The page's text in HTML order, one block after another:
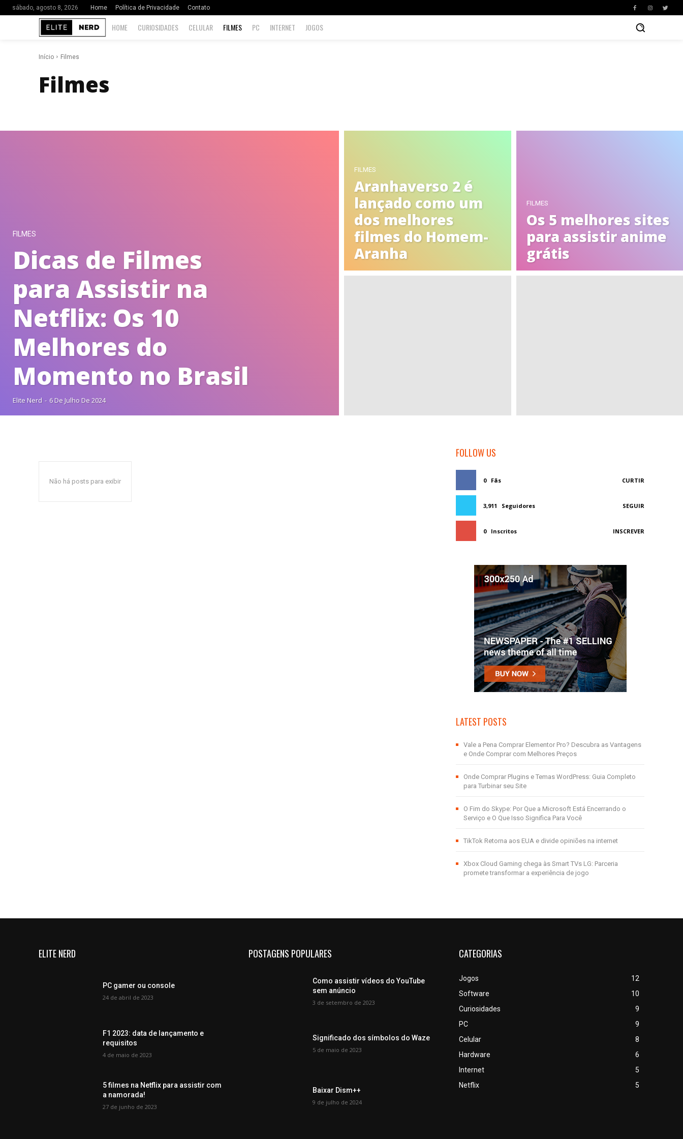
sábado, agosto 8, 2026 Home Política de Privacidade Contato
HOME CURIOSIDADES CELULAR FILMES PC INTERNET JOGOS
Início Filmes
Filmes
FILMES
Dicas de Filmes
para Assistir na
Netflix: Os 10
Melhores do
Momento no Brasil
Elite Nerd - 6 De Julho De 2024
FILMES
Aranhaverso 2 é
lançado como um
dos melhores
filmes do Homem-
Aranha
FILMES
Os 5 melhores sites
para assistir anime
grátis
Não há posts para exibir
FOLLOW US
0 Fãs CURTIR
3,911 Seguidores SEGUIR
0 Inscritos INSCREVER
LATEST POSTS
Vale a Pena Comprar Elementor Pro? Descubra as Vantagens
e Onde Comprar com Melhores Preços
Onde Comprar Plugins e Temas WordPress: Guia Completo
para Turbinar seu Site
O Fim do Skype: Por Que a Microsoft Está Encerrando o
Serviço e O Que Isso Significa Para Você
TikTok Retorna aos EUA e divide opiniões na internet
Xbox Cloud Gaming chega às Smart TVs LG: Parceria
promete transformar a experiência de jogo
ELITE NERD
PC gamer ou console
24 de abril de 2023
F1 2023: data de lançamento e
requisitos
4 de maio de 2023
5 filmes na Netflix para assistir com
a namorada!
27 de junho de 2023
POSTAGENS POPULARES
Como assistir vídeos do YouTube
sem anúncio
3 de setembro de 2023
Significado dos símbolos do Waze
5 de maio de 2023
Baixar Dism++
9 de julho de 2024
CATEGORIAS
Jogos
12
Software
10
Curiosidades
9
PC
9
Celular
8
Hardware
6
Internet
5
Netflix
5